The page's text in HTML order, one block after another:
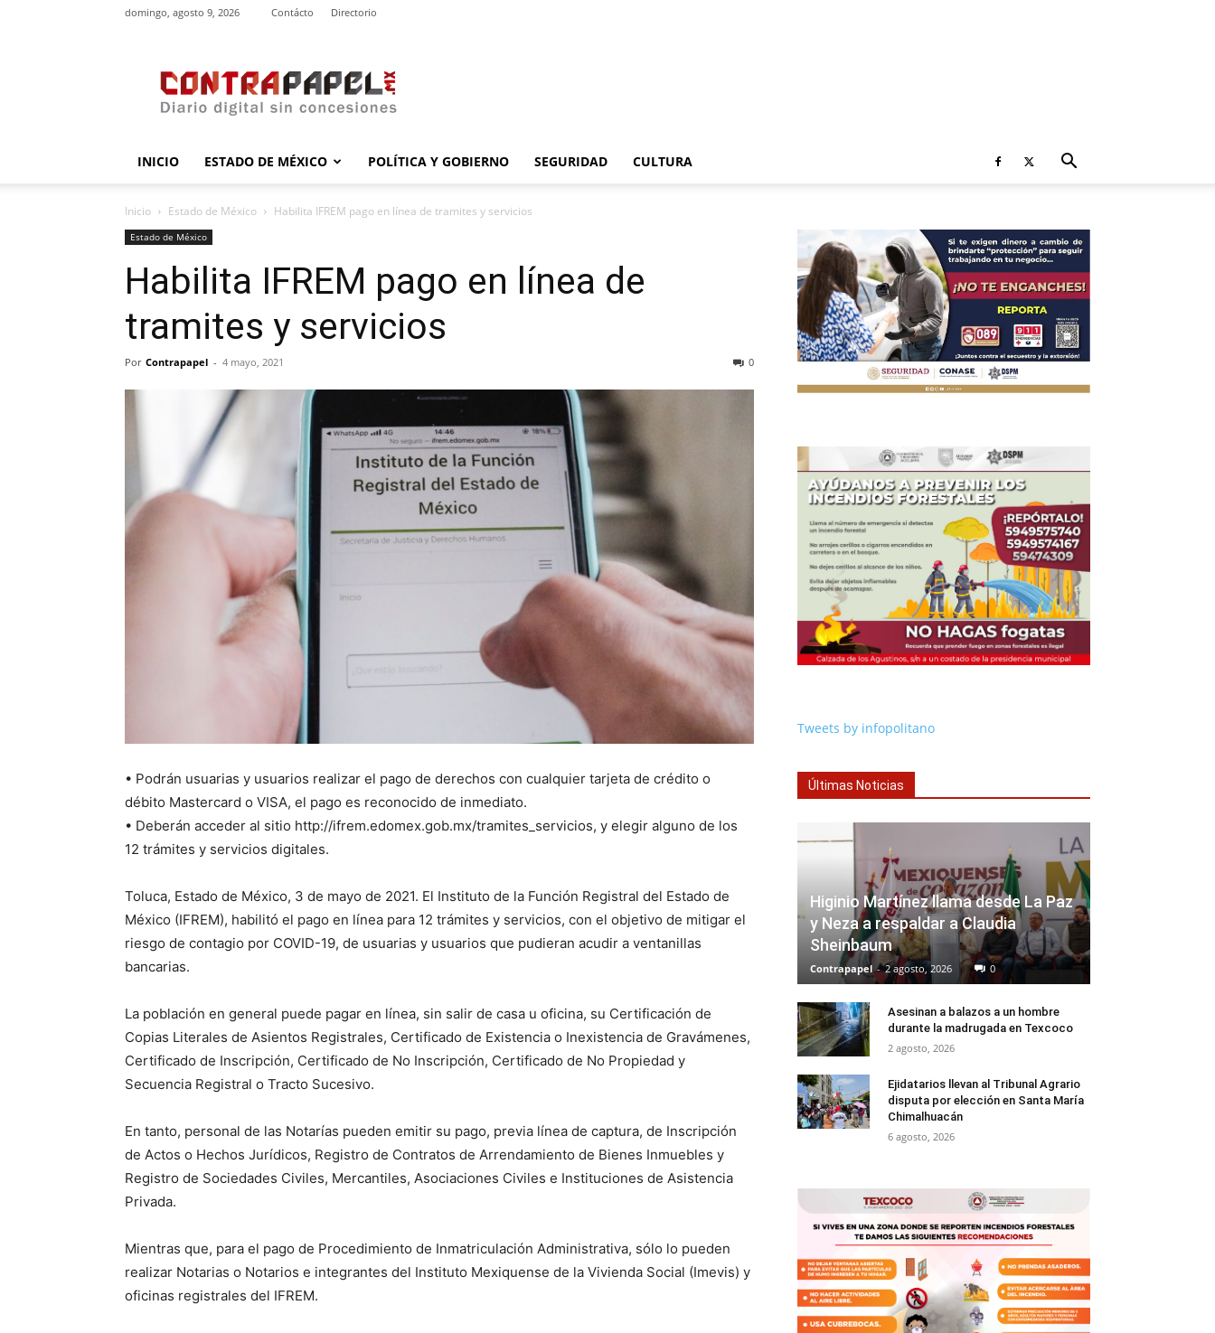
domingo, agosto 9, 2026 Contácto Directorio
INICIO ESTADO DE MÉXICO POLÍTICA Y GOBIERNO SEGURIDAD CULTURA
Inicio Estado de México Habilita IFREM pago en línea de tramites y servicios
Estado de México
Habilita IFREM pago en línea de
tramites y servicios
Por Contrapapel - 4 mayo, 2021 0
• Podrán usuarias y usuarios realizar el pago de derechos con cualquier tarjeta de crédito o
débito Mastercard o VISA, el pago es reconocido de inmediato.
• Deberán acceder al sitio http://ifrem.edomex.gob.mx/tramites_servicios, y elegir alguno de los
12 trámites y servicios digitales.
Toluca, Estado de México, 3 de mayo de 2021. El Instituto de la Función Registral del Estado de
México (IFREM), habilitó el pago en línea para 12 trámites y servicios, con el objetivo de mitigar el
riesgo de contagio por COVID-19, de usuarias y usuarios que pudieran acudir a ventanillas
bancarias.
La población en general puede pagar en línea, sin salir de casa u oficina, su Certificación de
Copias Literales de Asientos Registrales, Certificado de Existencia o Inexistencia de Gravámenes,
Certificado de Inscripción, Certificado de No Inscripción, Certificado de No Propiedad y
Secuencia Registral o Tracto Sucesivo.
En tanto, personal de las Notarías pueden emitir su pago, previa línea de captura, de Inscripción
de Actos o Hechos Jurídicos, Registro de Contratos de Arrendamiento de Bienes Inmuebles y
Registro de Sociedades Civiles, Mercantiles, Asociaciones Civiles e Instituciones de Asistencia
Privada.
Mientras que, para el pago de Procedimiento de Inmatriculación Administrativa, sólo lo pueden
realizar Notarias o Notarios e integrantes del Instituto Mexiquense de la Vivienda Social (Imevis) y
oficinas registrales del IFREM.
Tweets by infopolitano
Últimas Noticias
Higinio Martínez llama desde La Paz
y Neza a respaldar a Claudia
Sheinbaum
Contrapapel - 2 agosto, 2026 0
Asesinan a balazos a un hombre
durante la madrugada en Texcoco
2 agosto, 2026
Ejidatarios llevan al Tribunal Agrario
disputa por elección en Santa María
Chimalhuacán
6 agosto, 2026